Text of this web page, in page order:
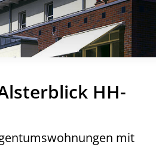
HH-
mit